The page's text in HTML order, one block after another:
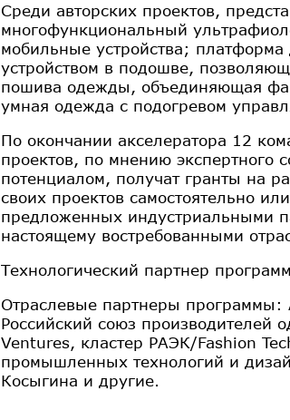
Среди авторских проектов,
многофункциональный
мобильные устройства;
устройством в подошве,
пошива одежды, объединяющая
умная одежда с подогревом
По окончании акселератора 12
проектов, по мнению экспертного
потенциалом, получат гранты на
своих проектов самостоятельно
предложенных индустриальными
настоящему востребованными
Технологический партнер
Отраслевые партнеры программы:
Российский союз
Ventures, кластер РАЭК/Fashion
промышленных технологий и
Косыгина и другие.